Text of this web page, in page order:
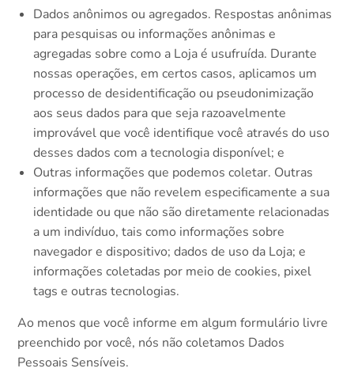
Dados anônimos ou agregados. Respostas anônimas
para pesquisas ou informações anônimas e
agregadas sobre como a Loja é usufruída. Durante
nossas operações, em certos casos, aplicamos um
processo de desidentificação ou pseudonimização
aos seus dados para que seja razoavelmente
improvável que você identifique você através do uso
desses dados com a tecnologia disponível; e
Outras informações que podemos coletar. Outras
informações que não revelem especificamente a sua
identidade ou que não são diretamente relacionadas
a um indivíduo, tais como informações sobre
navegador e dispositivo; dados de uso da Loja; e
informações coletadas por meio de cookies, pixel
tags e outras tecnologias.
Ao menos que você informe em algum formulário livre
preenchido por você, nós não coletamos Dados
Pessoais Sensíveis.